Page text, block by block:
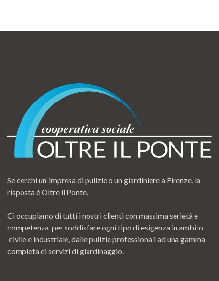
Se cerchi un’ impresa di pulizie o un giardiniere a Firenze, la
risposta è Oltre il Ponte.
Ci occupiamo di tutti i nostri clienti con massima serietà e
competenza, per soddisfare ogni tipo di esigenza in ambito
civile e industriale, dalle pulizie professionali ad una gamma
completa di servizi di giardinaggio.